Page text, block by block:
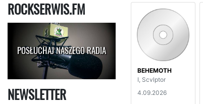
ROCKSERWIS.FM
POSŁUCHAJ NASZEGO RADIA
NEWSLETTER
BEHEMOTH
I, Scvlptor
4.09.2026